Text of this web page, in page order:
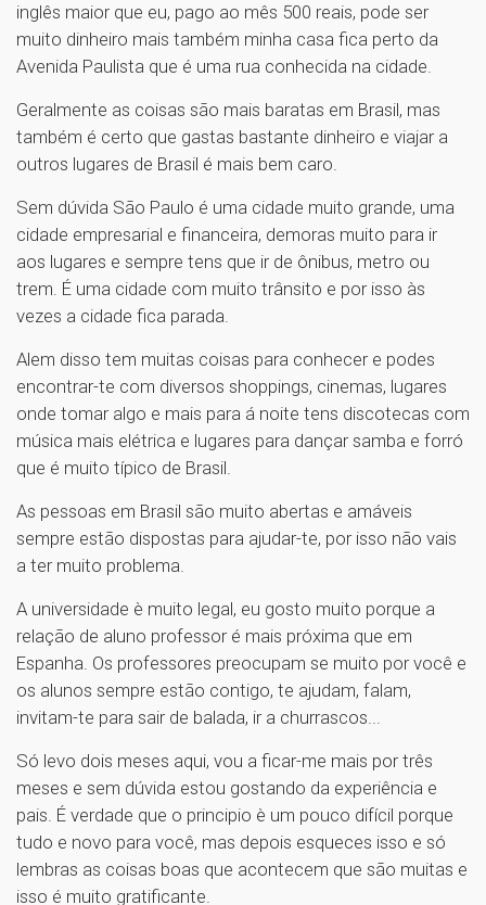
inglês maior que eu, pago ao mês 500 reais, pode ser
muito dinheiro mais também minha casa fica perto da
Avenida Paulista que é uma rua conhecida na cidade.
Geralmente as coisas são mais baratas em Brasil, mas
também é certo que gastas bastante dinheiro e viajar a
outros lugares de Brasil é mais bem caro.
Sem dúvida São Paulo é uma cidade muito grande, uma
cidade empresarial e financeira, demoras muito para ir
aos lugares e sempre tens que ir de ônibus, metro ou
trem. É uma cidade com muito trânsito e por isso às
vezes a cidade fica parada.
Alem disso tem muitas coisas para conhecer e podes
encontrar-te com diversos shoppings, cinemas, lugares
onde tomar algo e mais para á noite tens discotecas com
música mais elétrica e lugares para dançar samba e forró
que é muito típico de Brasil.
As pessoas em Brasil são muito abertas e amáveis
sempre estão dispostas para ajudar-te, por isso não vais
a ter muito problema.
A universidade è muito legal, eu gosto muito porque a
relação de aluno professor é mais próxima que em
Espanha. Os professores preocupam se muito por você e
os alunos sempre estão contigo, te ajudam, falam,
invitam-te para sair de balada, ir a churrascos...
Só levo dois meses aqui, vou a ficar-me mais por três
meses e sem dúvida estou gostando da experiência e
pais. É verdade que o principio è um pouco difícil porque
tudo e novo para você, mas depois esqueces isso e só
lembras as coisas boas que acontecem que são muitas e
isso é muito gratificante.